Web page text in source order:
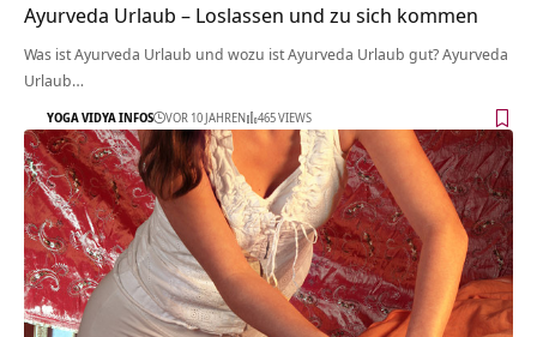
Ayurveda Urlaub – Loslassen und zu sich kommen
Was ist Ayurveda Urlaub und wozu ist Ayurveda Urlaub gut? Ayurveda
Urlaub…
YOGA VIDYA INFOS VOR 10 JAHREN 465 VIEWS